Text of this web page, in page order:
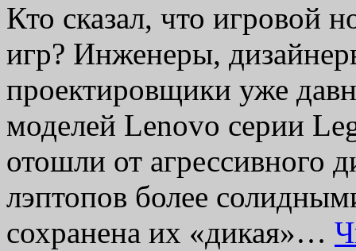
Кто сказал, что игровой
игр? Инженеры,
проектировщики уже
моделей Lenovo серии
отошли от агрессивного
лэптопов более
сохранена их «дикая»…